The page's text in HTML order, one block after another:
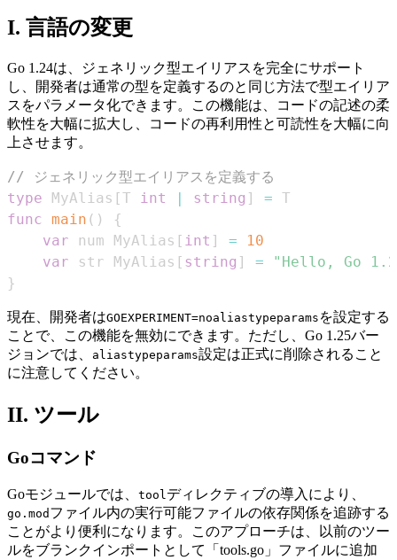
I. 言語の変更
Go 1.24は、ジェネリック型エイリアスを完全にサポート
し、開発者は通常の型を定義するのと同じ方法で型エイリア
スをパラメータ化できます。この機能は、コードの記述の柔
軟性を大幅に拡大し、コードの再利用性と可読性を大幅に向
上させます。
// ジェネリック型エイリアスを定義する
type MyAlias [T int | string ] =
func main ( )
{
var num MyAlias [ int ] =
10
var str MyAlias [ string ] =
"Hello, Go
}
現在、開発者はGOEXPERIMENT=noaliastypeparams を設定する
ことで、この機能を無効にできます。ただし、Go 1.25バー
ジョンでは、
aliastypeparams設定は正式に削除されること
に注意してください。
II. ツール
Goコマンド
Goモジュールでは、 toolディレクティブの導入により、
go.mod ファイル内の実行可能ファイルの依存関係を追跡する
ことがより便利になります。このアプローチは、以前のツー
ルをブランクインポートとして「tools.go」ファイルに追加